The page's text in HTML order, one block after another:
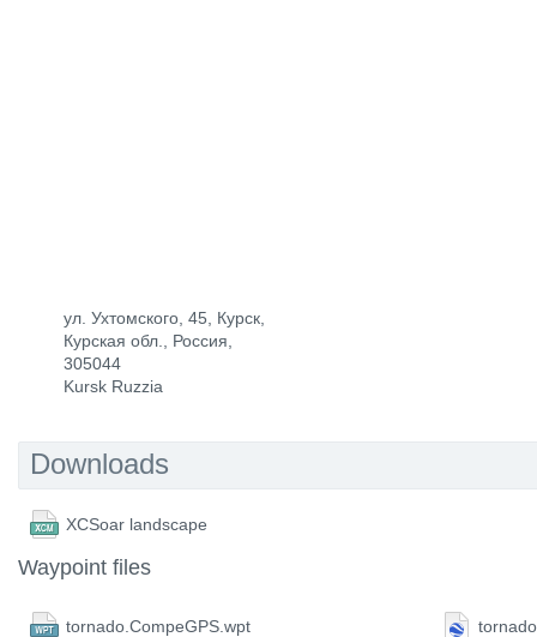
ул. Ухтомского, 45, Курск,
Курская обл., Россия,
305044
Kursk Ruzzia
Downloads
XCSoar landscape
Waypoint files
tornado.CompeGPS.wpt